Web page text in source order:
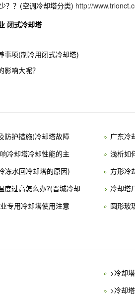
？？(空调冷却塔分类) http://
闭式冷却塔
事项(制冷用闭式冷却塔)
响大呢？
防护措施(冷却塔故障
广东冷
冷却塔冷却性能的主
浅析如
冻水回冷却塔的原因)
方形冷
度过高怎么办?(晋城冷却
冷却塔
专用冷却塔使用注意
圆形玻
>冷却
>冷却